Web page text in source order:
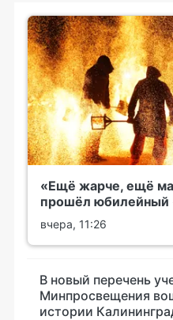
«Ещё жарче, ещё
прошёл юбилейный
вчера, 11:26
В новый перечень
Минпросвещения
истории